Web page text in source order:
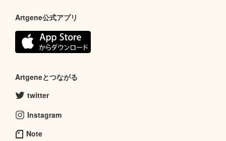
Artgene公式アプリ
Artgeneとつながる
twitter
Instagram
Note